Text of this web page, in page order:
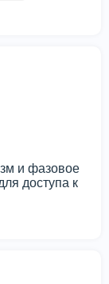
и фазовое
доступа к